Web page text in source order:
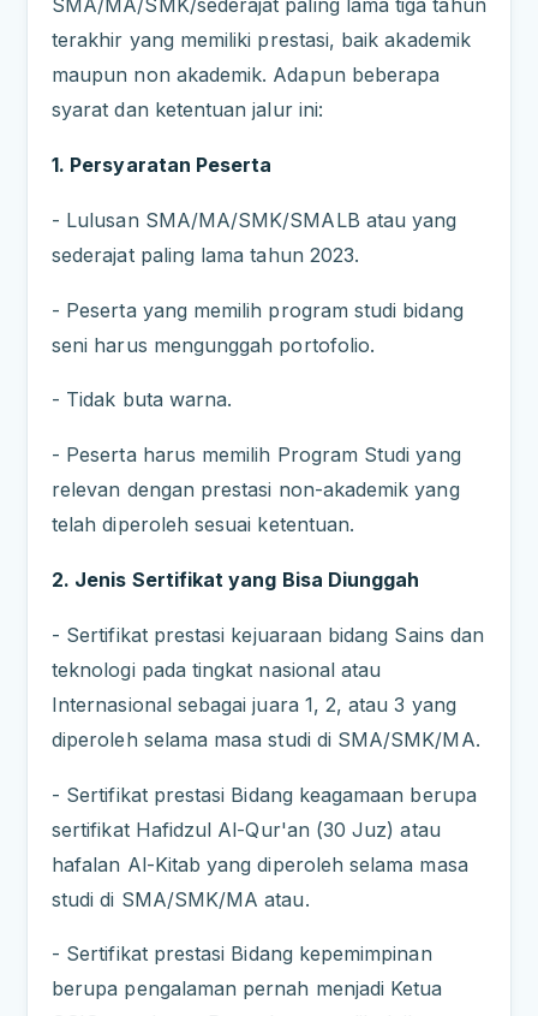
SMA/MA/SMK/sederajat paling lama tiga tahun
terakhir yang memiliki prestasi, baik akademik
maupun non akademik. Adapun beberapa
syarat dan ketentuan jalur ini:
1. Persyaratan Peserta
- Lulusan SMA/MA/SMK/SMALB atau yang
sederajat paling lama tahun 2023.
- Peserta yang memilih program studi bidang
seni harus mengunggah portofolio.
- Tidak buta warna.
- Peserta harus memilih Program Studi yang
relevan dengan prestasi non-akademik yang
telah diperoleh sesuai ketentuan.
2. Jenis Sertifikat yang Bisa Diunggah
- Sertifikat prestasi kejuaraan bidang Sains dan
teknologi pada tingkat nasional atau
Internasional sebagai juara 1, 2, atau 3 yang
diperoleh selama masa studi di SMA/SMK/ΜΑ.
- Sertifikat prestasi Bidang keagamaan berupa
sertifikat Hafidzul Al-Qur'an (30 Juz) atau
hafalan Al-Kitab yang diperoleh selama masa
studi di SMA/SMK/MA atau.
- Sertifikat prestasi Bidang kepemimpinan
berupa pengalaman pernah menjadi Ketua